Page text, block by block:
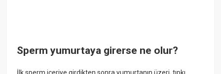
Sperm yumurtaya girerse ne olur?